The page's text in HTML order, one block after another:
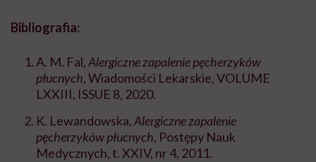
Bibliografia:
A. M. Fal,Alergiczne zapalenie pęcherzyków
płucnych, Wiadomości Lekarskie, VOLUME
LXXIII, ISSUE 8, 2020.
K. Lewandowska,Alergiczne zapalenie
pęcherzyków płucnych, Postępy Nauk
Medycznych, t. XXIV, nr 4, 2011.